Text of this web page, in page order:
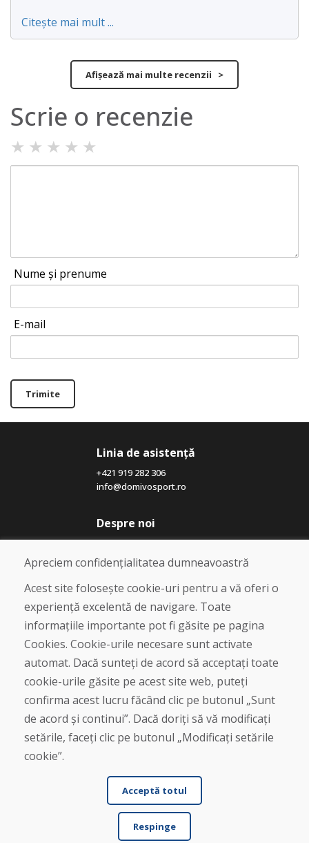
Citește mai mult ...
Afișează mai multe recenzii >
Scrie o recenzie
★ ★ ★ ★ ★
Nume și prenume
E-mail
Trimite
Linia de asistență
+421 919 282 306
info@domivosport.ro
Despre noi
Blog
Despre noi
Magazin
Contact
Cumpărare
Magazin online
Livrare și plată
Plângere
Retur și schimb de mărfuri
Protecția datelor cu caracter personal
Cookies
Apreciem confidențialitatea dumneavoastră
Acest site folosește cookie-uri pentru a vă oferi o
experiență excelentă de navigare. Toate
informațiile importante pot fi găsite pe pagina
Cookies. Cookie-urile necesare sunt activate
automat. Dacă sunteți de acord să acceptați toate
cookie-urile găsite pe acest site web, puteți
confirma acest lucru făcând clic pe butonul „Sunt
de acord și continui”. Dacă doriți să vă modificați
setările, faceți clic pe butonul „Modificați setările
cookie”.
Acceptă totul
Respinge